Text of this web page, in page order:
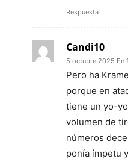
Respuesta
Candi10
5 octubre 2025 En
Pero ha
porque en
tiene un yo-
volumen de
números
ponía ímpetu